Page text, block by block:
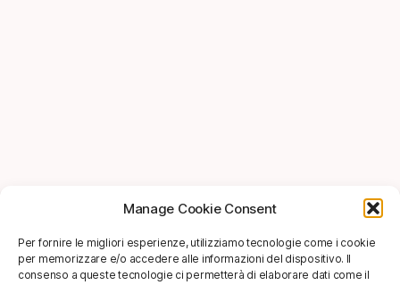
Manage Cookie Consent
Per fornire le migliori esperienze, utilizziamo tecnologie come i cookie
per memorizzare e/o accedere alle informazioni del dispositivo. Il
consenso a queste tecnologie ci permetterà di elaborare dati come il